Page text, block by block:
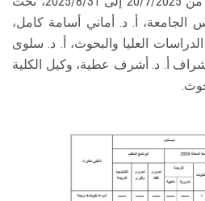
الجامعة، أ. د. أماني أسامة كامل،
العليا والبحوث، أ. د. سلوى
أ. د. أشرف عطية، وكيل الكلية